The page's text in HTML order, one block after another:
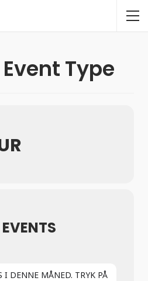
Type
I DENNE MÅNED. TRYK PÅ